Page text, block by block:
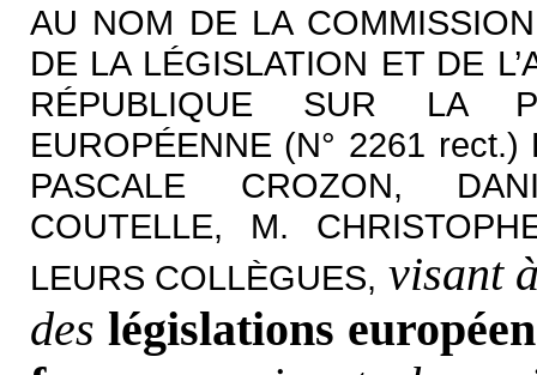
AU NOM DE LA
DE LA LÉGISLATION ET DE
RÉPUBLIQUE SUR LA
EUROPÉENNE (N° 2261
PASCALE CROZON,
COUTELLE, M.
LEURS COLLÈGUES, visant
des législations